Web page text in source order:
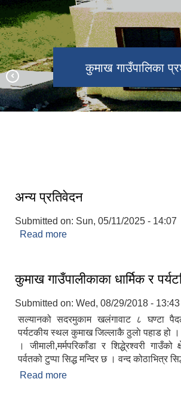
कुमाख
कुमाख गाउँपालिका
मर्म खेती
पौरानीक कला
अध्यक्षकप खेलकुद
अन्य प्रतिवेदन
Submitted on: Sun, 05/11/2025 - 14:07
Read more
कुमाख गाउँपालीकाका धार्मिक र
Submitted on: Wed, 08/29/2018 - 13:43
सल्यानको सदरमुकाम खलंगावाट ८ घण्टा
पर्यटकीय स्थल कुमाख जिल्लाकै ठुलाे पहाड हो
। जीमाली,मर्मपरिकाँडा र शिद्धे्रश्वरी
पर्वतको टुप्पा सिद्ध मन्दिर छ । वन्द कोठाभित्र
Read more